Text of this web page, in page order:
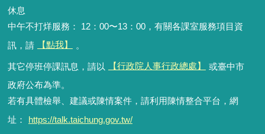
休息
中午不打烊服務： 12：00〜13：00，有關各課室服務項目資
訊，請
【點我】 。
其它停班停課訊息，請以 【行政院人事行政總處】
或臺中市
政府公布為準。
若有具體檢舉、建議或陳情案件，請利用陳情整合平台，網
址：
https://talk.taichung.gov.tw/